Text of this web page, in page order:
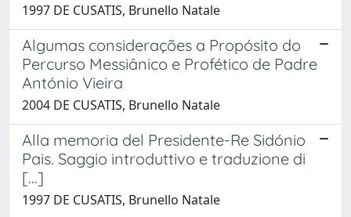
1997 DE CUSATIS, Brunello Natale
Algumas considerações a Propósito do
Percurso Messiânico e Profético de Padre
António Vieira
2004 DE CUSATIS, Brunello Natale
Alla memoria del Presidente-Re Sidónio
Pais. Saggio introduttivo e traduzione di
[...]
1997 DE CUSATIS, Brunello Natale